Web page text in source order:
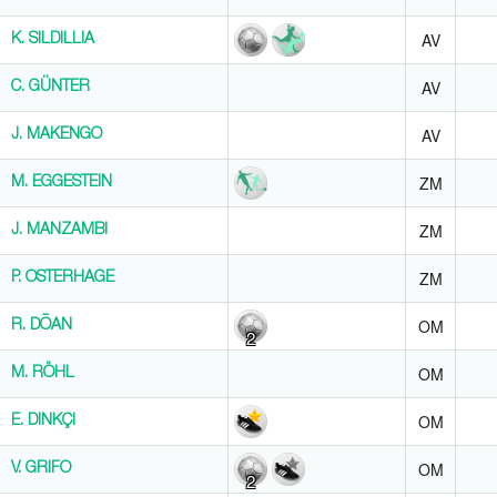
K. SILDILLIA AV
C. GÜNTER AV
J. MAKENGO AV
M. EGGESTEIN ZM
J. MANZAMBI ZM
P. OSTERHAGE ZM
R. DŌAN 2 OM
M. RÖHL OM
E. DINKÇI OM
V. GRIFO 2 OM
K. SILDILLIA
C. GÜNTER
J. MAKENGO
M. EGGESTEIN
J. MANZAMBI
P. OSTERHAGE
R. DŌAN
M. RÖHL
E. DINKÇI
V. GRIFO